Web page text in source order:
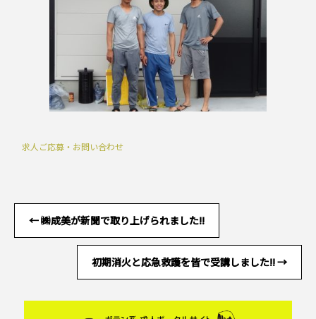
求人ご応募・お問い合わせ
←㈱成美が新聞で取り上げられました!!
初期消火と応急救護を皆で受講しました!!→